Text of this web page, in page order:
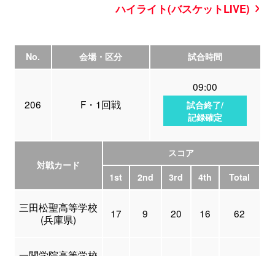
ハイライト(バスケットLIVE)
No. 会場・区分 試合時間
206 F・1回戦
09:00
試合終了/
記録確定
対戦カード
スコア
1st
2nd 3rd 4th Total
三田松聖高等学校
(兵庫県)
17 9 20 16 62